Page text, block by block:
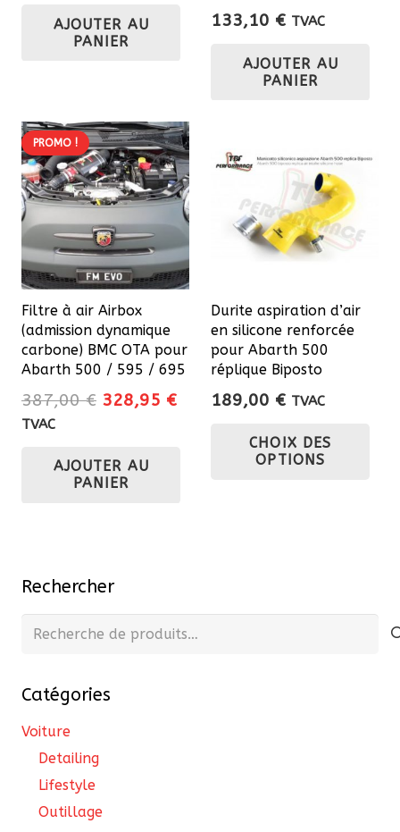
AJOUTER AU
PANIER
133,10 € TVAC
AJOUTER AU
PANIER
PROMO !
Filtre à air Airbox
(admission dynamique
carbone) BMC OTA pour
Abarth 500 / 595 / 695
387,00€ Le
était :
387,00 €.
328,95 €Le
TVAC
AJOUTER AU
PANIER
Durite aspiration d’air
en silicone renforcée
pour Abarth 500
réplique Biposto
189,00 € TVAC
CHOIX DES
OPTIONS
Rechercher
Recherche
Catégories
Voiture
Detailing
Lifestyle
Outillage